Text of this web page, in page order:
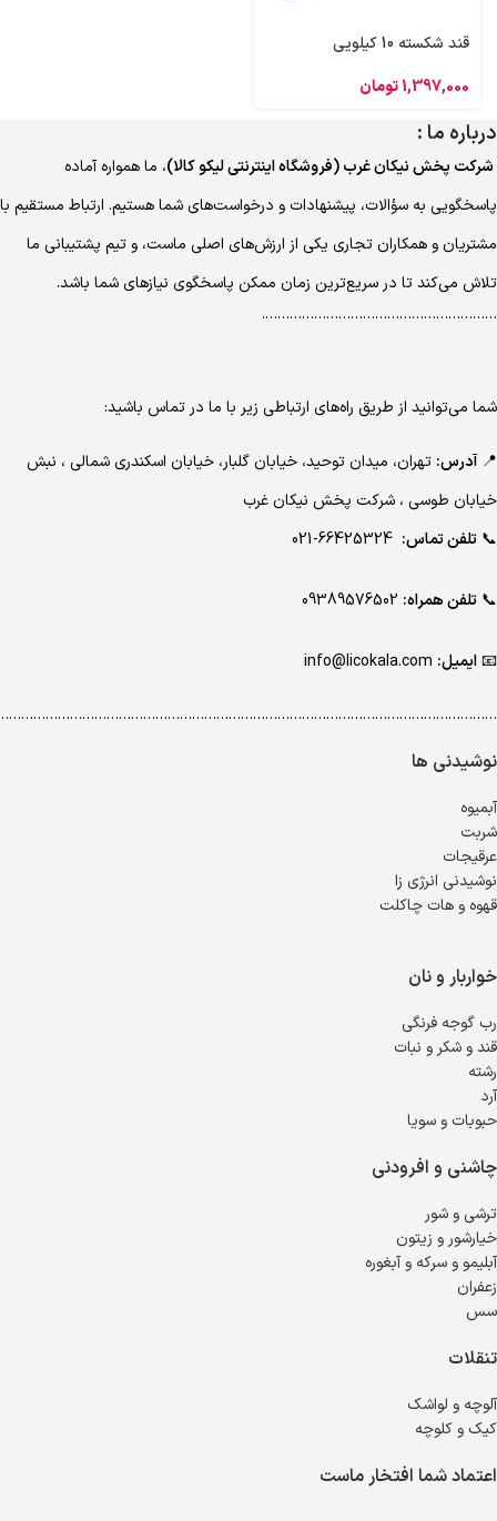
قند شکسته 10 کیلویی
1,397,000تومان
درباره ما :
شرکت پخش نیکان غرب (فروشگاه اینترنتی لیکو کالا)، ما همواره آماده
پاسخگویی به سؤالات، پیشنهادات و درخواست‌های شما هستیم. ارتباط مستقیم با
مشتریان و همکاران تجاری یکی از ارزش‌های اصلی ماست، و تیم پشتیبانی ما
تلاش می‌کند تا در سریع‌ترین زمان ممکن پاسخگوی نیازهای شما باشد.
………………………………………………….
شما می‌توانید از طریق راه‌های ارتباطی زیر با ما در تماس باشید:
📍 آدرس: تهران، میدان توحید، خیابان گلبار، خیابان اسکندری شمالی ، نبش
خیابان طوسی ، شرکت پخش نیکان غرب
📞 تلفن تماس:
📞 تلفن همراه:
📧ایمیل:
نوشیدنی ها
آبمیوه
شربت
عرقیجات
نوشیدنی انرژی زا
قهوه و هات چاکلت
خواربار و نان
رب گوجه فرنگی
قند و شکر و نبات
رشته
آرد
حبوبات و سویا
چاشنی و افرودنی
ترشی و شور
خیارشور و زیتون
آبلیمو و سرکه و آبغوره
زعفران
سس
تنقلات
آلوچه و لواشک
کیک و کلوچه
اعتماد شما افتخار ماست